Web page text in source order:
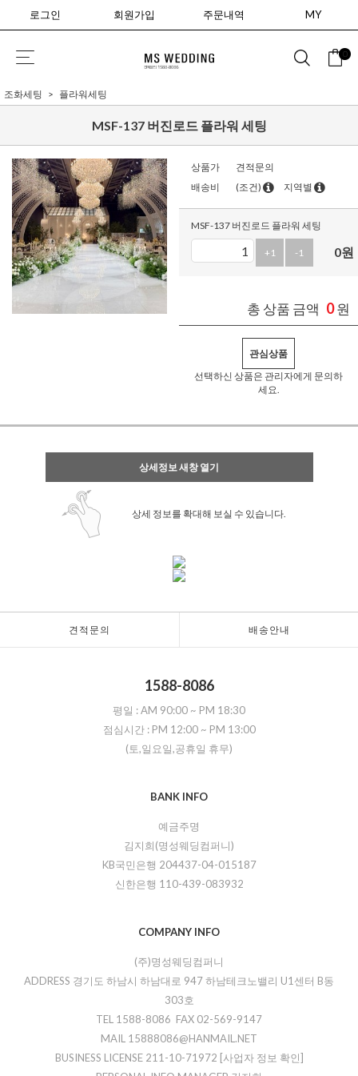
로그인 회원가입 주문내역 MY
0
조화세팅 플라워세팅
MSF-137 버진로드 플라워 세팅
상품가
견적문의
배송비
(조건) 지역별
MSF-137 버진로드 플라워 세팅
+1 -1 0원
총 상품 금액 0원
관심상품
선택하신 상품은 관리자에게 문의하
세요.
상세정보 새창 열기
상세 정보를 확대해 보실 수 있습니다.
견적문의 배송안내
1588-8086
평일 :AM 90:00 ~ PM 18:30
점심시간 : PM 12:00~ PM 13:00
(토,일요일,공휴일 휴무)
BANK INFO
예금주명
김지희(명성웨딩컴퍼니)
KB국민은행 204437-04-015187
신한은행 110-439-083932
COMPANY INFO
(주)명성웨딩컴퍼니
ADDRESS 경기도 하남시 하남대로 947 하남테크노밸리 U1센터 B동
303호
TEL 1588-8086 FAX 02-569-9147
MAIL 15888086@HANMAIL.NET
BUSINESS LICENSE 211-10-71972 [사업자 정보 확인]